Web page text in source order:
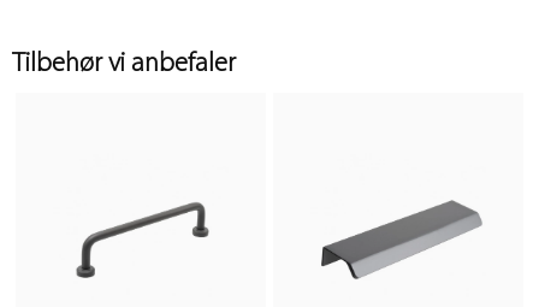
Tilbehør vi anbefaler